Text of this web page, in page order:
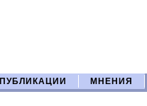
ПУБЛИКАЦИИ МНЕНИЯ